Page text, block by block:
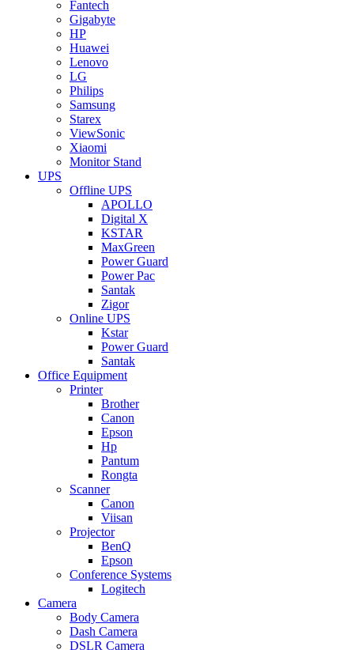
Fantech
Gigabyte
HP
Huawei
Lenovo
LG
Philips
Samsung
Starex
ViewSonic
Xiaomi
Monitor Stand
UPS
Offline UPS
APOLLO
Digital X
KSTAR
MaxGreen
Power Guard
Power Pac
Santak
Zigor
Online UPS
Kstar
Power Guard
Santak
Office Equipment
Printer
Brother
Canon
Epson
Hp
Pantum
Rongta
Scanner
Canon
Viisan
Projector
BenQ
Epson
Conference Systems
Logitech
Camera
Body Camera
Dash Camera
DSLR Camera